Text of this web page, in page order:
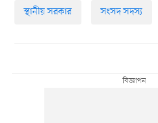
স্থানীয় সরকার সংসদ সদস্য